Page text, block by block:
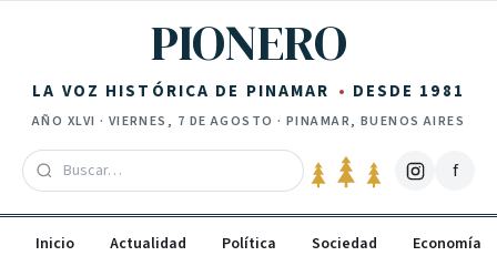
PIONERO
LA VOZ HISTÓRICA DE PINAMAR DESDE 1981
AÑO XLVI · VIERNES, 7 DE AGOSTO · PINAMAR, BUENOS AIRES
f
Inicio Actualidad Política Sociedad Economía